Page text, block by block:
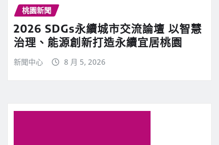
桃園新聞
2026 SDGs永續城市交流論壇 以智慧
治理、能源創新打造永續宜居桃園
新聞中心 8 月 5, 2026